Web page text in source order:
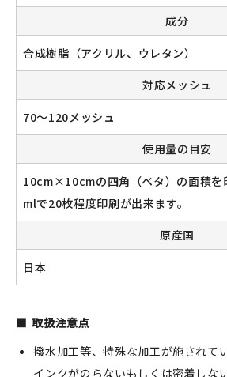
成分
合成樹脂（アクリル、ウレタン）
対応メッシュ
70～120メッシュ
使用量の目安
10cm×10cmの四角（ベタ）の面積を
mlで20枚程度印刷が出来ます。
原産国
日本
取扱注意点
撥水加工等、特殊な加工が施されて
インクがのらないもしくは密着しな